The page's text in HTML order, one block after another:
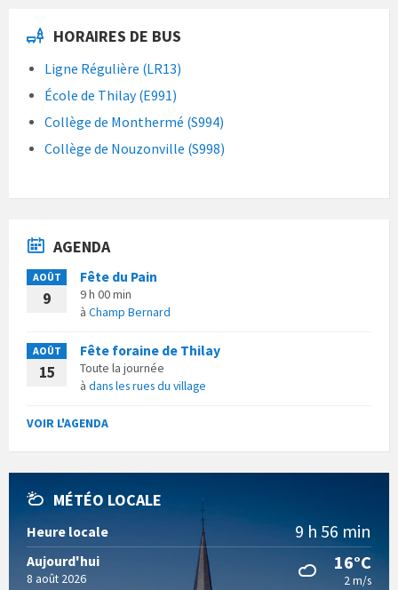
HORAIRES DE BUS
Ligne Régulière (LR13)
École de Thilay (E991)
Collège de Monthermé (S994)
Collège de Nouzonville (S998)
AGENDA
AOÛT
9
Fête du Pain
9 h 00 min
à Champ Bernard
AOÛT
15
Fête foraine de Thilay
Toute la journée
à dans les rues du village
VOIR L'AGENDA
MÉTÉO LOCALE
Heure locale 9 h 56 min
Aujourd'hui
8 août 2026
16°C
2 m/s